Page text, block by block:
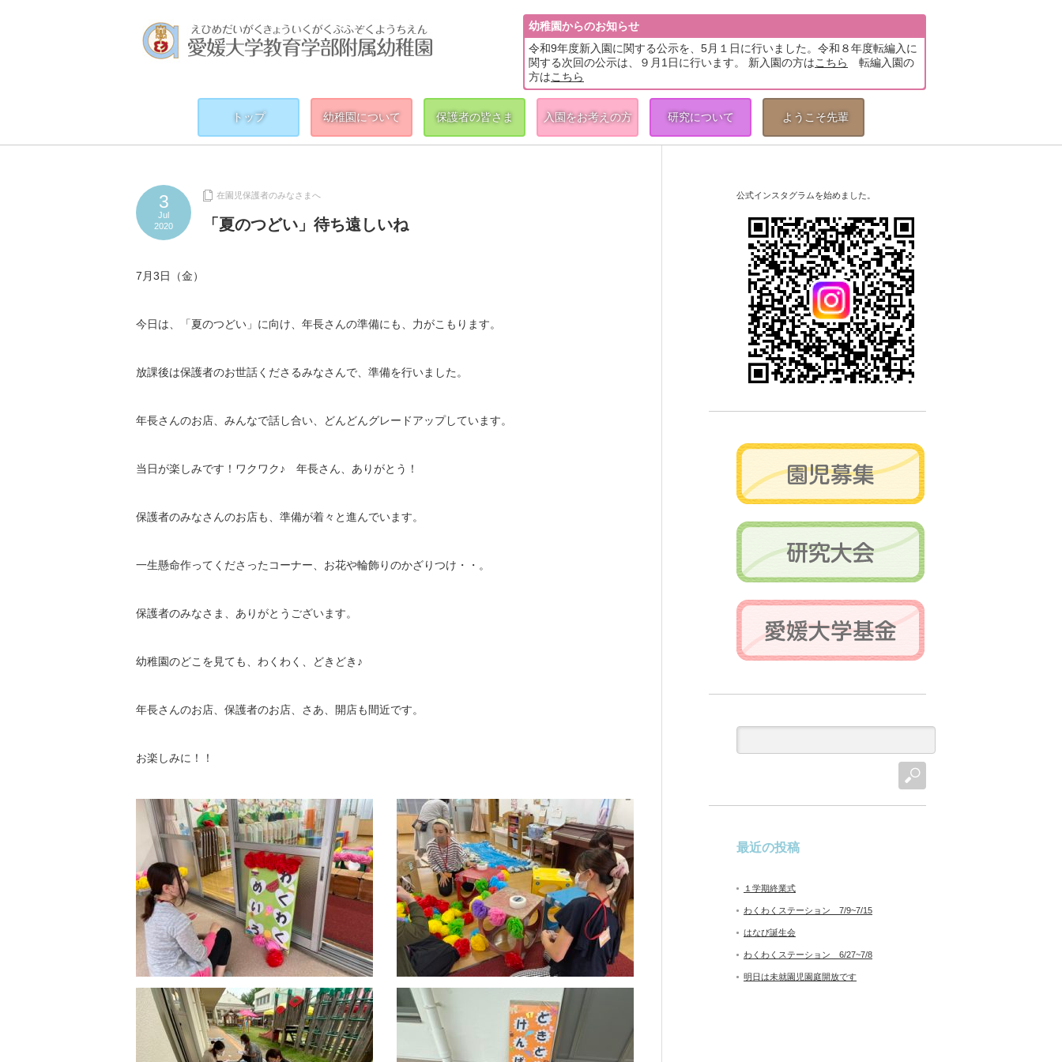
幼稚園からのお知らせ
令和9年度新入園に関する公示を、5月１日に行いました。令和８年度転編入に
関する次回の公示は、９月1日に行います。 新入園の方はこちら
転編入園の
方はこちら
トップ 幼稚園について 保護者の皆さま 入園をお考えの方 研究について ようこそ先輩
3
Jul
2020
在園児保護者のみなさまへ
「夏のつどい」待ち遠しいね
7月3日（金）
今日は、「夏のつどい」に向け、年長さんの準備にも、力がこもります。
放課後は保護者のお世話くださるみなさんで、準備を行いました。
年長さんのお店、みんなで話し合い、どんどんグレードアップしています。
当日が楽しみです！ワクワク♪ 年長さん、ありがとう！
保護者のみなさんのお店も、準備が着々と進んでいます。
一生懸命作ってくださったコーナー、お花や輪飾りのかざりつけ・・。
保護者のみなさま、ありがとうございます。
幼稚園のどこを見ても、わくわく、どきどき♪
年長さんのお店、保護者のお店、さあ、開店も間近です。
お楽しみに！！
公式インスタグラムを始めました。
最近の投稿
１学期終業式
わくわくステーション 7/9~7/15
はなび誕生会
わくわくステーション 6/27~7/8
明日は未就園児園庭開放です